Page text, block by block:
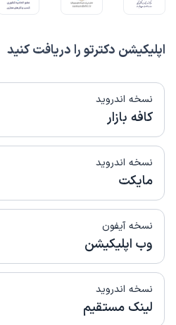
اپلیکیشن دکترتو را دریافت کنید
نسخه اندروید
کافه بازار
نسخه اندروید
مایکت
نسخه آیفون
وب اپلیکیشن
نسخه اندروید
لینک مستقیم